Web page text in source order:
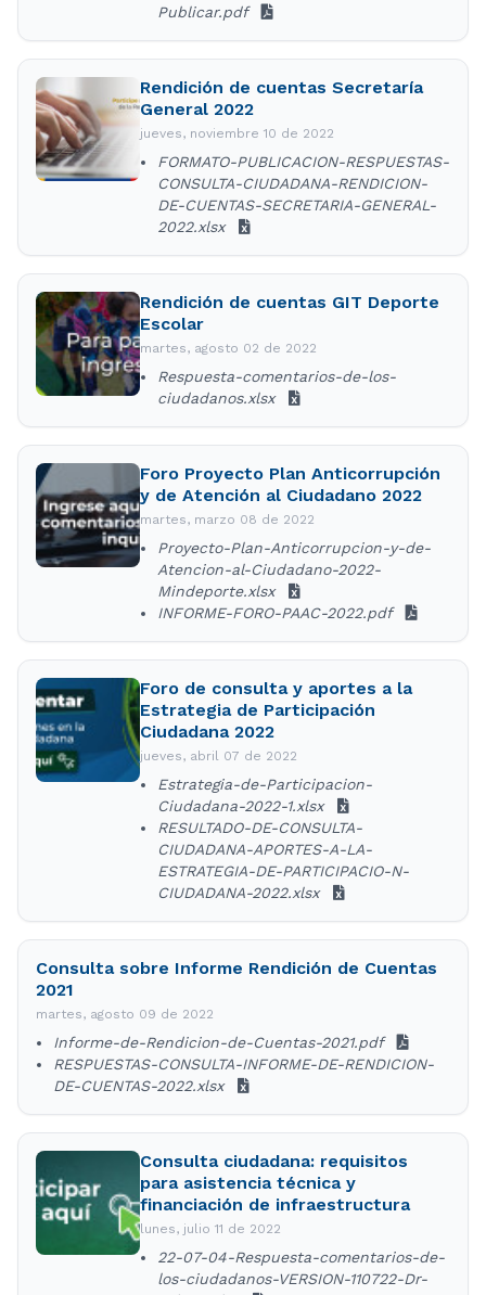
Publicar.pdf
Rendición de cuentas Secretaría
General 2022
jueves, noviembre 10 de 2022
FORMATO-PUBLICACION-RESPUESTAS-
CONSULTA-CIUDADANA-RENDICION-
DE-CUENTAS-SECRETARIA-GENERAL-
2022.xlsx
Rendición de cuentas GIT Deporte
Escolar
martes, agosto 02 de 2022
Respuesta-comentarios-de-los-
ciudadanos.xlsx
Foro Proyecto Plan Anticorrupción
y de Atención al Ciudadano 2022
martes, marzo 08 de 2022
Proyecto-Plan-Anticorrupcion-y-de-
Atencion-al-Ciudadano-2022-
Mindeporte.xlsx
INFORME-FORO-PAAC-2022.pdf
Foro de consulta y aportes a la
Estrategia de Participación
Ciudadana 2022
jueves, abril 07 de 2022
Estrategia-de-Participacion-
Ciudadana-2022-1.xlsx
RESULTADO-DE-CONSULTA-
CIUDADANA-APORTES-A-LA-
ESTRATEGIA-DE-PARTICIPACIO-N-
CIUDADANA-2022.xlsx
Consulta sobre Informe Rendición de Cuentas
2021
martes, agosto 09 de 2022
Informe-de-Rendicion-de-Cuentas-2021.pdf
RESPUESTAS-CONSULTA-INFORME-DE-RENDICION-
DE-CUENTAS-2022.xlsx
Consulta ciudadana: requisitos
para asistencia técnica y
financiación de infraestructura
lunes, julio 11 de 2022
22-07-04-Respuesta-comentarios-de-
los-ciudadanos-VERSION-110722-Dr-